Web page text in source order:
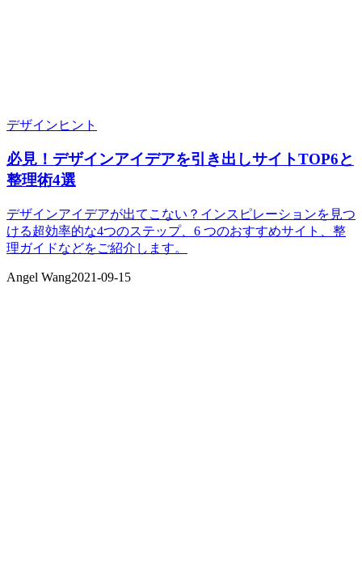
デザインヒント
必見！デザインアイデアを引き出しサイトTOP6と
整理術4選
デザインアイデアが出てこない？インスピレーションを見つ
ける超効率的な4つのステップ、6 つのおすすめサイト、整
理ガイドなどをご紹介します。
Angel Wang2021-09-15